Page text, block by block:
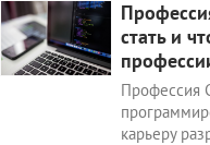
стать и
Профессия
карьеру